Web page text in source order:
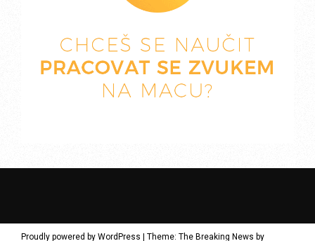
Proudly powered by WordPress | Theme: The Breaking News by